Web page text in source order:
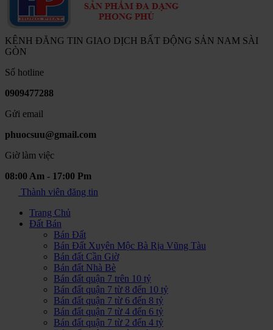
KÊNH ĐĂNG TIN GIAO DỊCH BẤT ĐỘNG SẢN NAM SÀI
GÒN
Số hotline
0909477288
Gửi email
phuocsuu@gmail.com
Giờ làm việc
08:00 Am - 17:00 Pm
Thành viên đăng tin
Trang Chủ
Đất Bán
Bán Đất
Bán Đất Xuyên Mộc Bà Rịa Vũng Tàu
Bán đất Cần Giờ
Bán đất Nhà Bè
Bán đất quận 7 trên 10 tỷ
Bán đất quận 7 từ 8 đến 10 tỷ
Bán đất quận 7 từ 6 đến 8 tỷ
Bán đất quận 7 từ 4 đến 6 tỷ
Bán đất quận 7 từ 2 đến 4 tỷ